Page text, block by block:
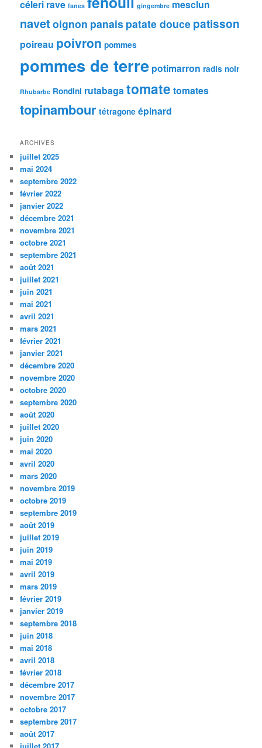
céleri rave fanes gingembre mesclun
navet oignon panais patate douce patisson
poireau poivron pommes
pommes de terre potimarron radis noir
Rhubarbe Rondini rutabagatomate tomates
topinambour tétragone épinard
ARCHIVES
juillet 2025
mai 2024
septembre 2022
février 2022
janvier 2022
décembre 2021
novembre 2021
octobre 2021
septembre 2021
août 2021
juillet 2021
juin 2021
mai 2021
avril 2021
mars 2021
février 2021
janvier 2021
décembre 2020
novembre 2020
octobre 2020
septembre 2020
août 2020
juillet 2020
juin 2020
mai 2020
avril 2020
mars 2020
novembre 2019
octobre 2019
septembre 2019
août 2019
juillet 2019
juin 2019
mai 2019
avril 2019
mars 2019
février 2019
janvier 2019
septembre 2018
juin 2018
mai 2018
avril 2018
février 2018
décembre 2017
novembre 2017
octobre 2017
septembre 2017
août 2017